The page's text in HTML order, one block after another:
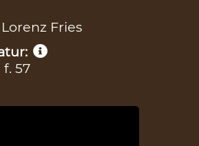
Fries
57